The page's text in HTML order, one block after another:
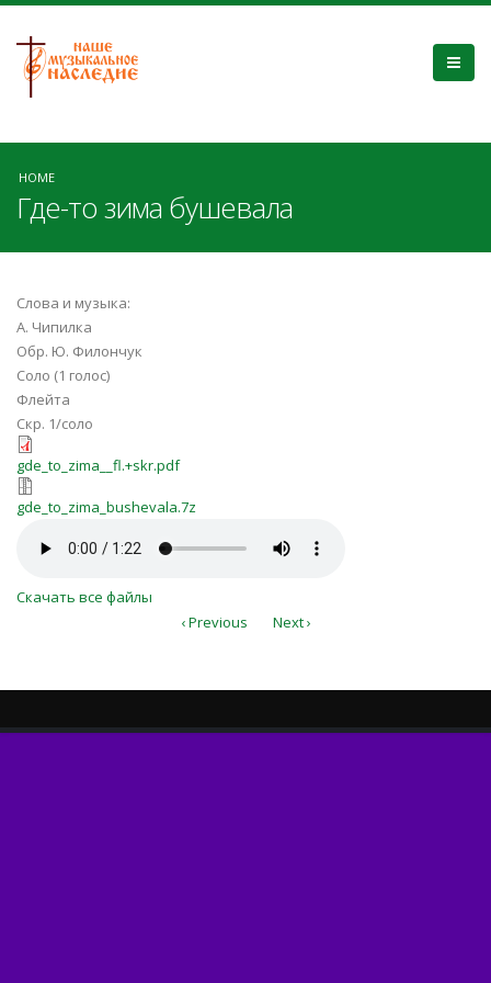
HOME
Где-то зима бушевала
Слова и музыка:
А. Чипилка
Обр. Ю. Филончук
Соло (1 голос)
Флейта
Скр. 1/соло
gde_to_zima__fl.+skr.pdf
gde_to_zima__fl.+skr.pdf
gde_to_zima_bushevala.7z
gde_to_zima_bushevala.7z
gde_to_zima_bushevala.mp3
Скачать все файлы
‹ Previous
Next ›